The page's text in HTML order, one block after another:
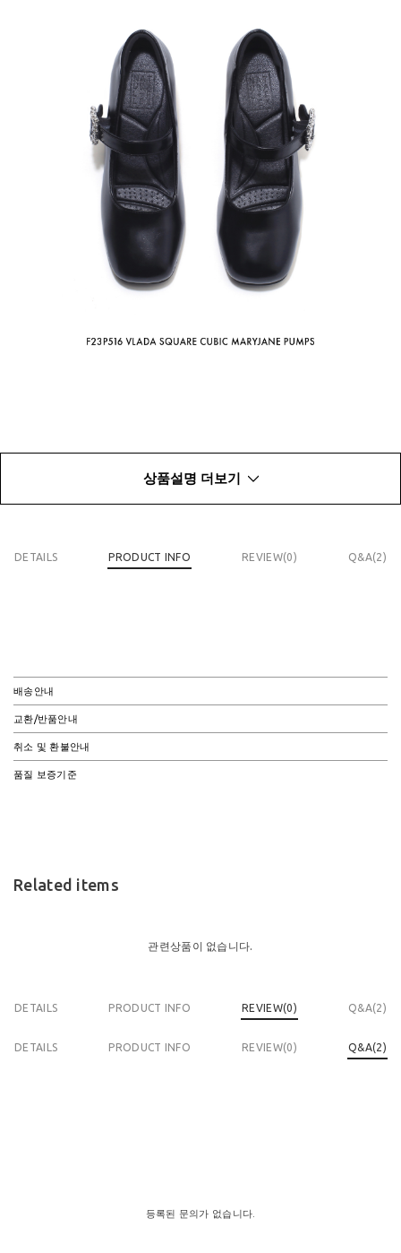
상품설명 더보기
DETAILS PRODUCT INFO REVIEW(0) Q&A(2)
배송안내
교환/반품안내
취소 및 환불안내
품질 보증기준
Related items
관련상품이 없습니다.
DETAILS PRODUCT INFO REVIEW(0) Q&A(2)
DETAILS PRODUCT INFO REVIEW(0) Q&A(2)
등록된 문의가 없습니다.